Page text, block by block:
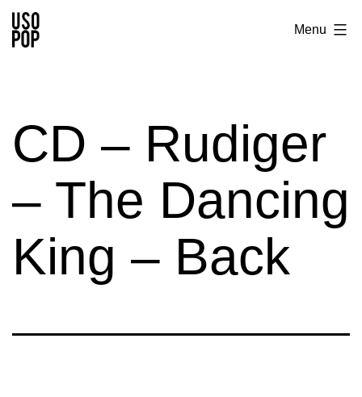
Aller
au
Usopop
Label
Menu
CD – Rudiger
– The Dancing
King – Back